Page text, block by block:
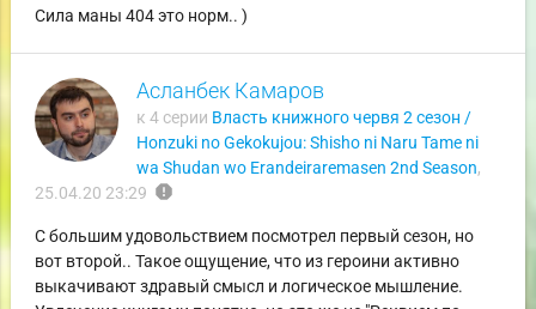
Сила маны 404 это норм.. )
Асланбек Камаров
к 4 серии Власть книжного червя 2 сезон /
Honzuki no Gekokujou: Shisho ni Naru Tame ni
wa Shudan wo Erandeiraremasen 2nd Season,
25.04.20 23:29 report
С большим удовольствием посмотрел первый сезон, но
вот второй.. Такое ощущение, что из героини активно
выкачивают здравый смысл и логическое мышление.